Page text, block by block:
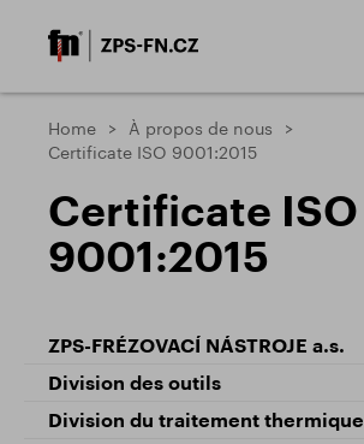
Home
À propos de nous
Certificate ISO 9001:2015
Certificate ISO
9001:2015
ZPS-FRÉZOVACÍ NÁSTROJE a.s.
Division des outils
Division du traitement thermique